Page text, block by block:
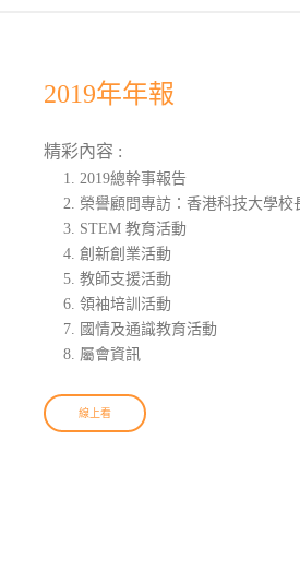
2019年年報
精彩內容 :
2019總幹事報告
榮譽顧問專訪：香港科技大學
STEM 教育活動
創新創業活動
教師支援活動
領袖培訓活動
國情及通識教育活動
屬會資訊
線上看